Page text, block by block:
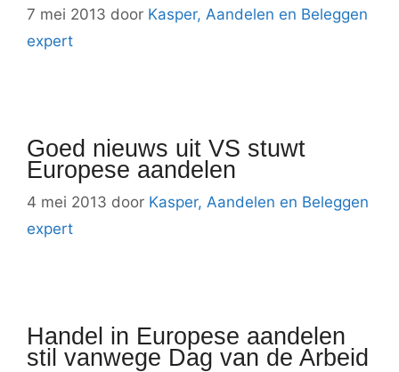
7 mei 2013 door Kasper, Aandelen en Beleggen
expert
Goed nieuws uit VS stuwt
Europese aandelen
4 mei 2013 door Kasper, Aandelen en Beleggen
expert
Handel in Europese aandelen
stil vanwege Dag van de Arbeid